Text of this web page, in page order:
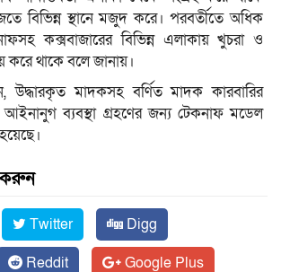
বিভিন্ন স্থানে মজুদ করে। পরবর্তীতে অধিক
কক্সবাজারের বিভিন্ন এলাকায় খুচরা ও
করে থাকে বলে জানায়।
উদ্ধারকৃত মাদকসহ বর্ণিত মাদক কারবারির
আইনানুগ ব্যবস্থা গ্রহণের জন্য টেকনাফ মডেল
করুন
Twitter
Digg
Reddit
Google Plus